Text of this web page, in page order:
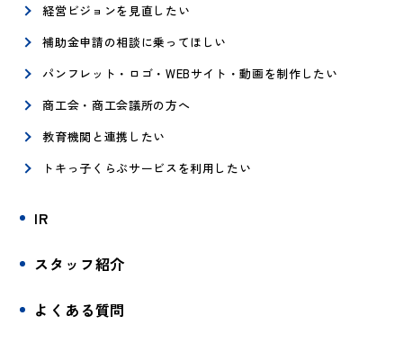
経営ビジョンを見直したい
補助金申請の相談に乗ってほしい
パンフレット・ロゴ・WEBサイト・動画を制作したい
商工会・商工会議所の方へ
教育機関と連携したい
トキっ子くらぶサービスを利用したい
IR
スタッフ紹介
よくある質問